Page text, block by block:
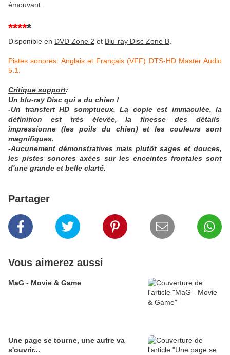
émouvant.
*****
Disponible en DVD Zone 2 et Blu-ray Disc Zone B
Pistes sonores: Anglais et Français (VFF) DTS-HD Master Audio
5.1.
Critique support:
Un blu-ray Disc qui a du chien !
-Un transfert HD somptueux. La copie est immaculée, la
définition est très élevée, la finesse des détails
impressionne (les poils du chien) et les couleurs sont
magnifiques.
-Aucunement démonstratives mais plutôt sages et douces,
les pistes sonores axées sur les enceintes frontales sont
d'une grande et belle clarté.
Partager
Vous aimerez aussi
MaG - Movie & Game
Une page se tourne, une autre va
s'ouvrir...